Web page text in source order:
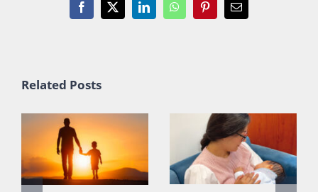
Facebook
X LinkedInWhatsAppPinterestEmail
Related Posts